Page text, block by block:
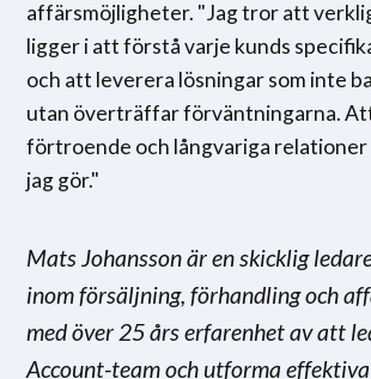
affärsmöjligheter. "Jag tror att
ligger i att förstå varje kunds
och att leverera lösningar som inte
utan överträffar förväntningarna.
förtroende och långvariga relationer
jag gör."
Mats Johansson är en skicklig
inom försäljning, förhandling och
med över 25 års erfarenhet av att
Account-team och utforma effektiva